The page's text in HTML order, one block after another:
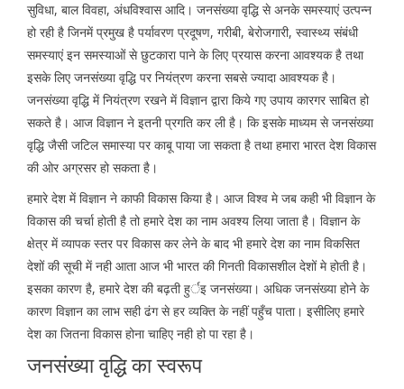
सुविधा, बाल विवहा, अंधविश्वास आदि। जनसंख्या वृद्धि से अनके समस्याएं उत्पन्न
हो रही है जिनमें प्रमुख है पर्यावरण प्रदूषण, गरीबी, बेरोजगारी, स्वास्थ्य संबंधी
समस्याएं इन समस्याओं से छुटकारा पाने के लिए प्रयास करना आवश्यक है तथा
इसके लिए जनसंख्या वृद्धि पर नियंत्रण करना सबसे ज्यादा आवश्यक है।
जनसंख्या वृद्धि में नियंत्रण रखने में विज्ञान द्वारा किये गए उपाय कारगर साबित हो
सकते है। आज विज्ञान ने इतनी प्रगति कर ली है। कि इसके माध्यम से जनसंख्या
वृद्धि जैसी जटिल समास्या पर काबू पाया जा सकता है तथा हमारा भारत देश विकास
की ओर अग्रसर हो सकता है।
हमारे देश में विज्ञान ने काफी विकास किया है। आज विश्व मे जब कही भी विज्ञान के
विकास की चर्चा होती है तो हमारे देश का नाम अवश्य लिया जाता है। विज्ञान के
क्षेत्र में व्यापक स्तर पर विकास कर लेने के बाद भी हमारे देश का नाम विकसित
देशों की सूची में नही आता आज भी भारत की गिनती विकासशील देशों मे होती है।
इसका कारण है, हमारे देश की बढ़ती हुर्इ जनसंख्या। अधिक जनसंख्या होने के
कारण विज्ञान का लाभ सही ढंग से हर व्यक्ति के नहीं पहुँच पाता। इसीलिए हमारे
देश का जितना विकास होना चाहिए नही हो पा रहा है।
जनसंख्या वृद्धि का स्वरूप